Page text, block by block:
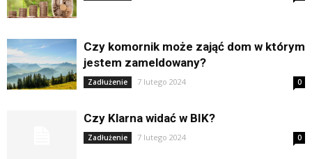
Czy komornik może zająć dom w którym
jestem zameldowany?
Zadłużenie 7 lutego 2024 0
Czy Klarna widać w BIK?
Zadłużenie 7 lutego 2024 0